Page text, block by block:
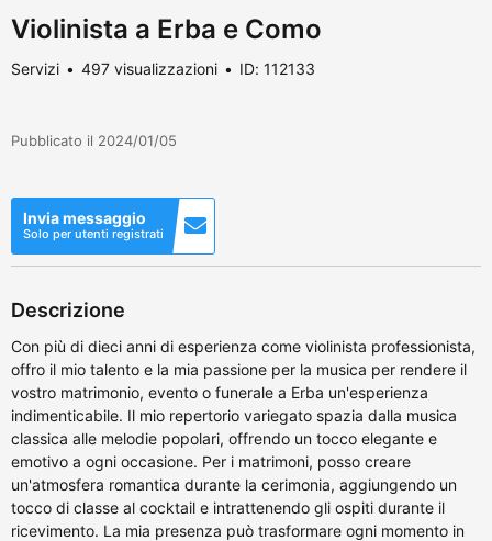
Violinista a Erba e Como
Servizi 497 visualizzazioni ID: 112133
Pubblicato il 2024/01/05
Invia messaggio
Solo per utenti registrati
Descrizione
Con più di dieci anni di esperienza come violinista professionista,
offro il mio talento e la mia passione per la musica per rendere il
vostro matrimonio, evento o funerale a Erba un'esperienza
indimenticabile. Il mio repertorio variegato spazia dalla musica
classica alle melodie popolari, offrendo un tocco elegante e
emotivo a ogni occasione. Per i matrimoni, posso creare
un'atmosfera romantica durante la cerimonia, aggiungendo un
tocco di classe al cocktail e intrattenendo gli ospiti durante il
ricevimento. La mia presenza può trasformare ogni momento in